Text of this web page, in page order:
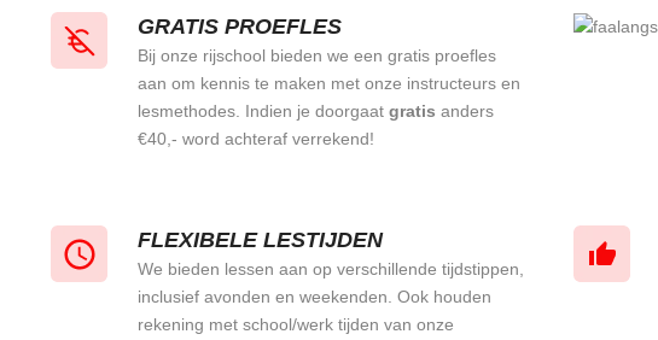
GRATIS PROEFLES
Bij onze rijschool bieden we een gratis proefles
aan om kennis te maken met onze instructeurs en
lesmethodes. Indien je doorgaat gratis anders
€40,- word achteraf verrekend!
FLEXIBELE LESTIJDEN
We bieden lessen aan op verschillende tijdstippen,
inclusief avonden en weekenden. Ook houden
rekening met school/werk tijden van onze